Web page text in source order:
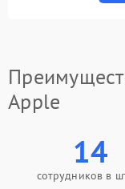
Apple
14
сотрудников в